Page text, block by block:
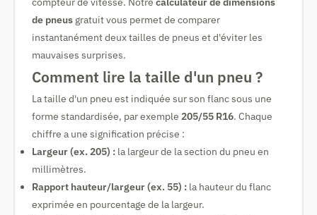
de pneus gratuit vous permet de comparer
instantanément deux tailles de pneus et d'éviter les
mauvaises surprises.
Comment lire la taille d'un pneu ?
La taille d'un pneu est indiquée sur son flanc sous une
forme standardisée, par exemple 205/55 R16. Chaque
chiffre a une signification précise :
Largeur (ex. 205) : la largeur de la section du pneu en
millimètres.
Rapport hauteur/largeur (ex. 55) : la hauteur du flanc
exprimée en pourcentage de la largeur.